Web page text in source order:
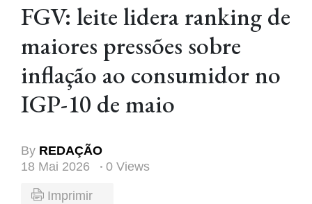
FGV: leite lidera ranking de
maiores pressões sobre
inflação ao consumidor no
IGP-10 de maio
By REDAÇÃO
18 Mai 2026
0 Views
Imprimir